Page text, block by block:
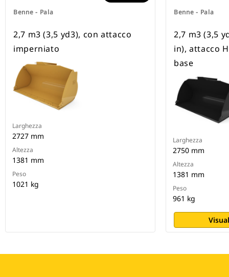
Benne - Pala
2,7 m3 (3,5 yd3), con attacco
imperniato
Larghezza
2727 mm
Altezza
1381 mm
Peso
1021 kg
Benne - Pala
2,7 m3 (3,5
in), attacco
base
Larghezza
2750 mm
Altezza
1381 mm
Peso
961 kg